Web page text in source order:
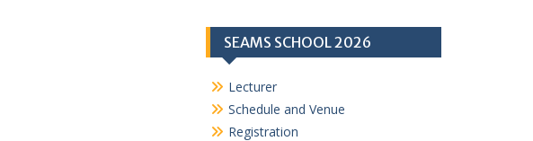
SEAMS SCHOOL 2026
Lecturer
Schedule and Venue
Registration